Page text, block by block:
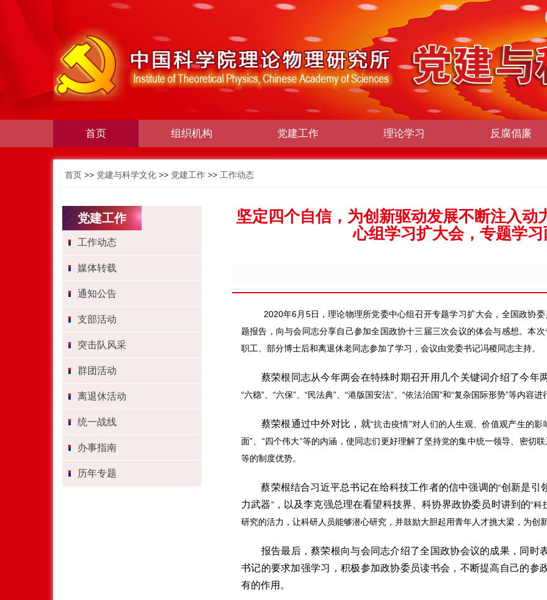
首页 组织机构 党建工作 理论学习 反腐倡廉
首页 >> 党建与科学文化 >> 党建工作 >> 工作动态
党建工作
工作动态
媒体转载
通知公告
支部活动
突击队风采
群团活动
离退休活动
统一战线
办事指南
历年专题
坚定四个自信，为创新驱动发展不断注入动
心组学习扩大会，专题学
2020年6月5日，理论物理所党委中心组召开专题学习扩大会，全国政协
题报告，向与会同志分享自己参加全国政协十三届三次会议的体会与感想。本
职工、部分博士后和离退休老同志参加了学习，会议由党委书记冯稷同志主持。
蔡荣根同志从今年两会在特殊时期召开用几个关键词介绍了今年
“六稳”、“六保”、“民法典”、“港版国安法”、“依法治国”和“复杂国际形势”等内容
蔡荣根通过中外对比，就“抗击疫情”对人们的人生观、价值观产生的
面”、“四个伟大”等的内涵，使同志们更好理解了坚持党的集中统一领导、密切
等的制度优势。
蔡荣根结合习近平总书记在给科技工作者的信中强调的“创新是引
力武器”，以及李克强总理在看望科技界、科协界政协委员时讲到的“科
研究的活力，让科研人员能够潜心研究，并鼓励大胆起用青年人才挑大梁，为创
报告最后，蔡荣根向与会同志介绍了全国政协会议的成果，同时
书记的要求加强学习，积极参加政协委员读书会，不断提高自己的参
有的作用。